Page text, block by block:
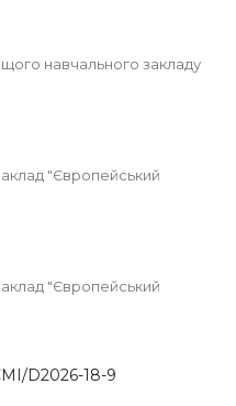
навчального закладу
"Європейський
"Європейський
D2026-18-9